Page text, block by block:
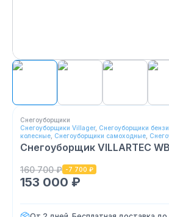
Снегоуборщики
Снегоуборщики Villager, Снегоуборщики
колесные Снегоуборщики самоходные
Снегоуборщик VILLARTEC
160 700 ₽ -7 700 ₽
153 000 ₽